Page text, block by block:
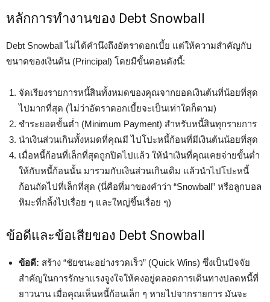
หลักการทำงานของ Debt Snowball
Debt Snowball ไม่ได้คำนึงถึงอัตราดอกเบี้ย แต่ให้ความสำคัญกับ
ขนาดของเงินต้น (Principal) โดยมีขั้นตอนดังนี้:
จัดเรียงรายการหนี้สินทั้งหมดของคุณจากยอดเงินต้นที่น้อยที่สุด
ไปมากที่สุด (ไม่ว่าอัตราดอกเบี้ยจะเป็นเท่าใดก็ตาม)
ชำระยอดขั้นต่ำ (Minimum Payment) สำหรับหนี้สินทุกรายการ
นำเงินส่วนเกินทั้งหมดที่คุณมี ไปโปะหนี้ก้อนที่มีเงินต้นน้อยที่สุด
เมื่อหนี้ก้อนที่เล็กที่สุดถูกปิดไปแล้ว ให้นำเงินที่คุณเคยจ่ายขั้นต่ำ
ให้กับหนี้ก้อนนั้น มารวมกับเงินส่วนเกินเดิม แล้วนำไปโปะหนี้
ก้อนถัดไปที่เล็กที่สุด (นี่คือที่มาของคำว่า “Snowball” หรือลูกบอล
หิมะที่กลิ้งไปเรื่อย ๆ และใหญ่ขึ้นเรื่อย ๆ)
ข้อดีและข้อเสียของ Debt Snowball
ข้อดี: สร้าง “ชัยชนะอย่างรวดเร็ว” (Quick Wins) ซึ่งเป็นปัจจัย
สำคัญในการรักษาแรงจูงใจให้คงอยู่ตลอดการเดินทางปลดหนี้ที่
ยาวนาน เมื่อคุณเห็นหนี้ก้อนเล็ก ๆ หายไปจากรายการ มันจะ